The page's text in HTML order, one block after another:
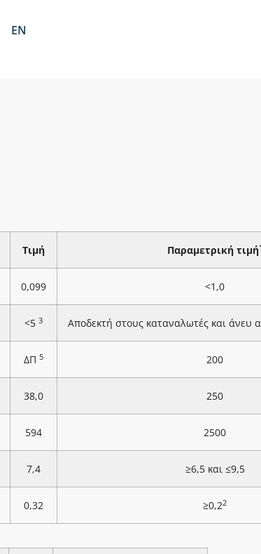
EN
Τιμή Παραμετρική τιμή
0,099 <1,0
<5 3 Αποδεκτή στους καταναλωτές και άνευ
ΔΠ 5 200
38,0 250
594 2500
7,4 ≥6,5 και ≤9,5
0,32 ≥0,22